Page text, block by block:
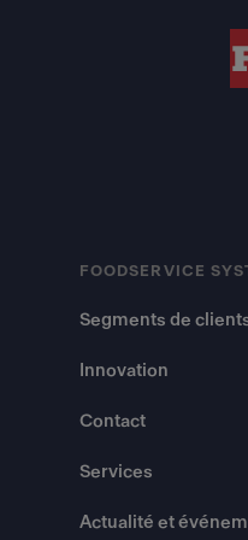
FOODSERVICE
Segments de
Innovation
Contact
Services
Actualité et